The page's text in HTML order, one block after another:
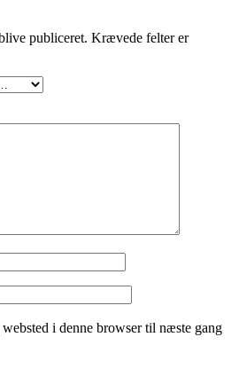
publiceret. Krævede felter er
i denne browser til næste gang